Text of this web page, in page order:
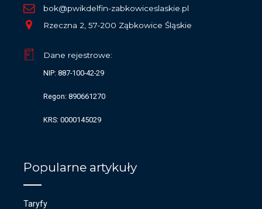
bok@pwikdelfin-zabkowiceslaskie.pl
Rzeczna 2, 57-200 Ząbkowice Śląskie
Dane rejestrowe:
NIP: 887-100-42-29
Regon: 890661270
KRS: 0000145029
Popularne artykuły
Taryfy